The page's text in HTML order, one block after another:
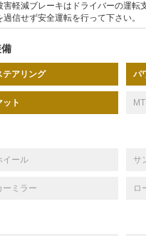
軽減ブレーキはドライバーの運転
信せず安全運転を行って下さい。
テアリング パ
ット
イール サ
ーミラー ロ